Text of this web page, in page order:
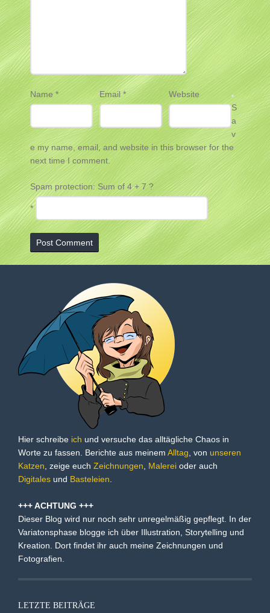
Name * Email*
Website
S
a
v
e my name, email, and website in this browser for the
next time I comment.
Spam protection: Sum of 4 + 7 ?
*
Hier schreibe ich und versuche das alltägliche Chaos in
Worte zu fassen. Berichte aus meinem Alltag , von unseren
Katzen , zeige euch Zeichnungen Malerei oder auch
Digitales und Basteleien
+++ ACHTUNG +++
Dieser Blog wird nur noch sehr unregelmäßig gepflegt. In der
Variatonsphase blogge ich über Illustration, Storytelling und
Kreation. Dort findet ihr auch meine Zeichnungen und
Fotografien.
LETZTE BEITRÄGE